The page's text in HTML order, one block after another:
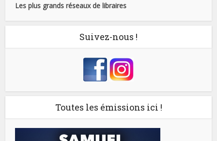
Les plus grands réseaux de libraires
Suivez-nous !
Toutes les émissions ici !